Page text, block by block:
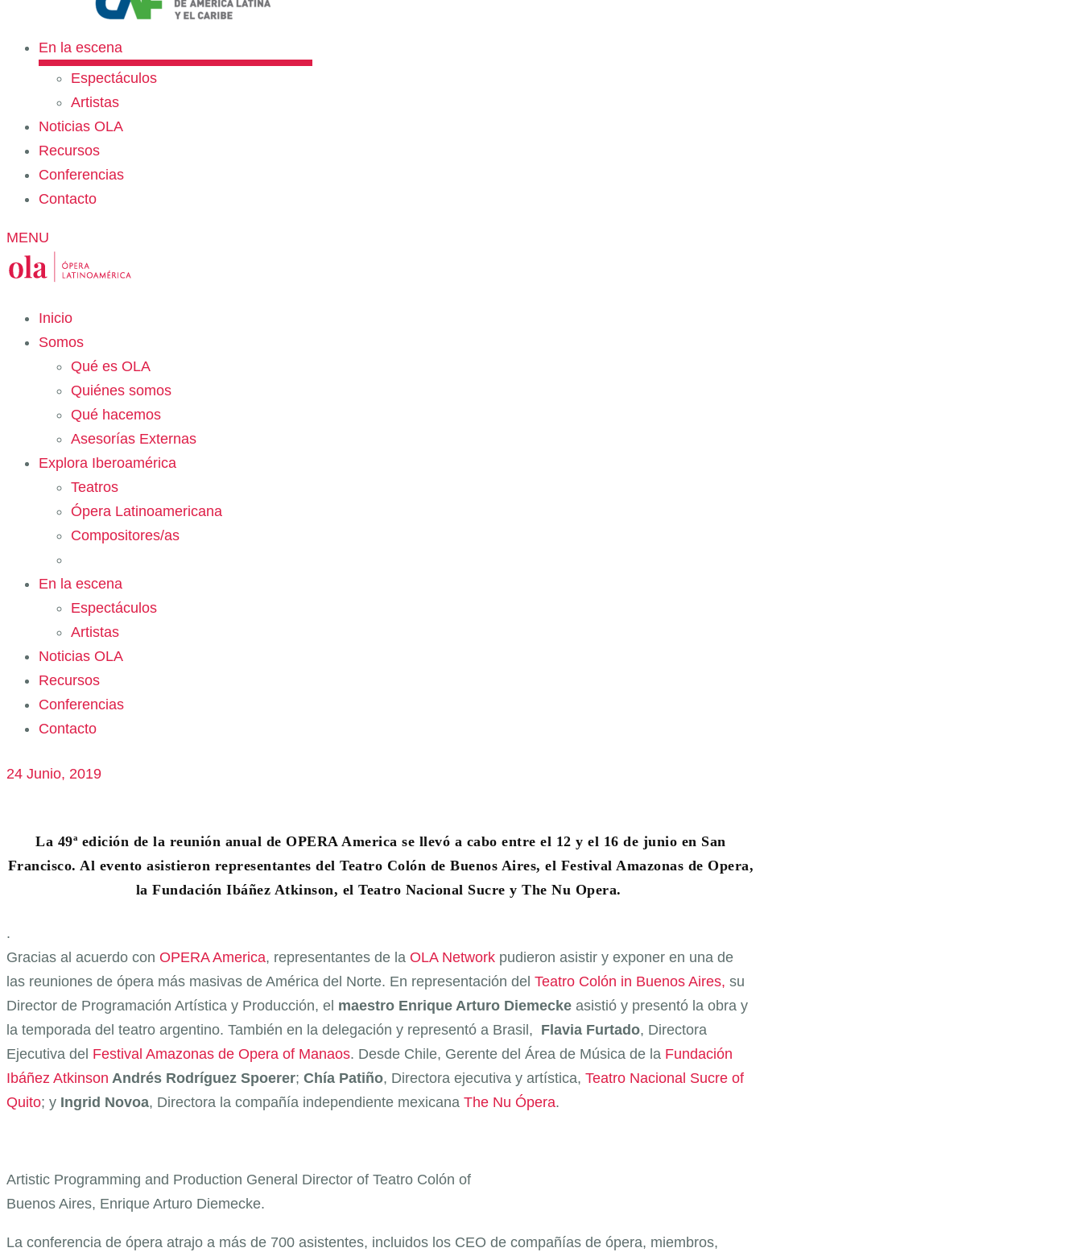
En la escena
Espectáculos
Artistas
Noticias OLA
Recursos
Conferencias
Contacto
MENU
Inicio
Somos
Qué es OLA
Quiénes somos
Qué hacemos
Asesorías Externas
Explora Iberoamérica
Teatros
Ópera Latinoamericana
Compositores/as
En la escena
Espectáculos
Artistas
Noticias OLA
Recursos
Conferencias
Contacto
24 Junio, 2019
La 49ª edición de la reunión anual de OPERA America se llevó a cabo entre el 12 y el 16 de junio en San
Francisco. Al evento asistieron representantes del Teatro Colón de Buenos Aires, el Festival Amazonas de Opera,
la Fundación Ibáñez Atkinson, el Teatro Nacional Sucre y The Nu Opera.
.
Gracias al acuerdo con OPERA America, representantes de la OLA Network pudieron asistir y exponer en una de
las reuniones de ópera más masivas de América del Norte. En representación del Teatro Colón in Buenos Aires, su
Director de Programación Artística y Producción, el maestro Enrique Arturo Diemecke asistió y presentó la obra y
la temporada del teatro argentino. También en la delegación y representó a Brasil, Flavia Furtado, Directora
Ejecutiva del Festival Amazonas de Opera of Manaos. Desde Chile, Gerente del Área de Música de la Fundación
Ibáñez Atkinson Andrés Rodríguez Spoerer; Chía Patiño, Directora ejecutiva y artística, Teatro Nacional Sucre of
Quito; y Ingrid Novoa, Directora la compañía independiente mexicana The Nu Ópera.
Artistic Programming and Production General Director of Teatro Colón of
Buenos Aires, Enrique Arturo Diemecke.
La conferencia de ópera atrajo a más de 700 asistentes, incluidos los CEO de compañías de ópera, miembros,